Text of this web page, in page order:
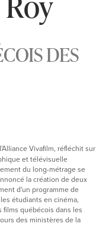
DES
Vivafilm, réfléchit sur
et télévisuelle
du long-métrage se
la création de deux
d'un programme de
étudiants en cinéma,
québécois dans les
des ministères de la